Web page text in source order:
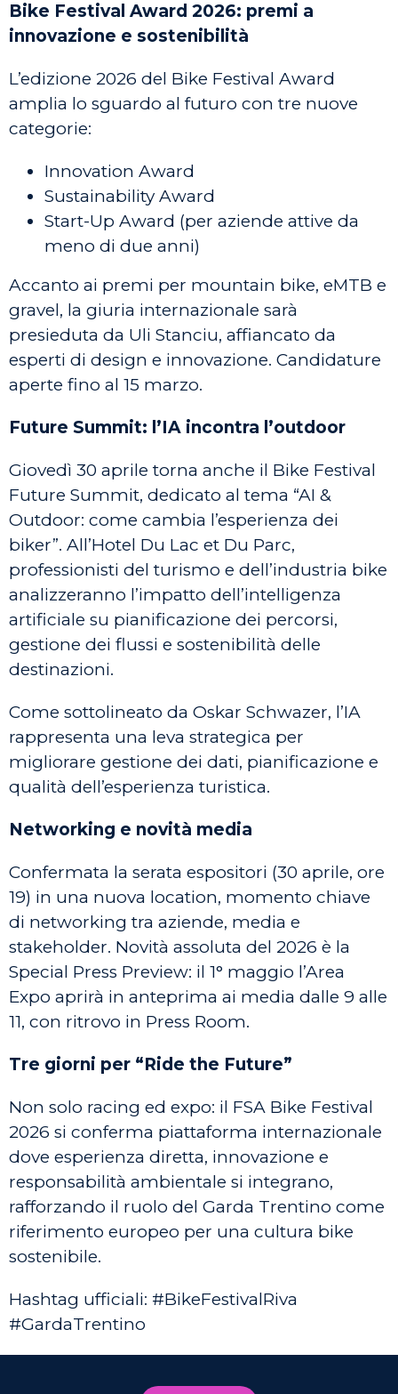
Bike Festival Award 2026: premi a
innovazione e sostenibilità
L’edizione 2026 del Bike Festival Award
amplia lo sguardo al futuro con tre nuove
categorie:
Innovation Award
Sustainability Award
Start-Up Award (per aziende attive da
meno di due anni)
Accanto ai premi per mountain bike, eMTB e
gravel, la giuria internazionale sarà
presieduta da Uli Stanciu, affiancato da
esperti di design e innovazione. Candidature
aperte fino al 15 marzo.
Future Summit: l’IA incontra l’outdoor
Giovedì 30 aprile torna anche il Bike Festival
Future Summit, dedicato al tema “AI &
Outdoor: come cambia l’esperienza dei
biker”. All’Hotel Du Lac et Du Parc,
professionisti del turismo e dell’industria bike
analizzeranno l’impatto dell’intelligenza
artificiale su pianificazione dei percorsi,
gestione dei flussi e sostenibilità delle
destinazioni.
Come sottolineato da Oskar Schwazer, l’IA
rappresenta una leva strategica per
migliorare gestione dei dati, pianificazione e
qualità dell’esperienza turistica.
Networking e novità media
Confermata la serata espositori (30 aprile, ore
19) in una nuova location, momento chiave
di networking tra aziende, media e
stakeholder. Novità assoluta del 2026 è la
Special Press Preview: il 1° maggio l’Area
Expo aprirà in anteprima ai media dalle 9 alle
11, con ritrovo in Press Room.
Tre giorni per “Ride the Future”
Non solo racing ed expo: il FSA Bike Festival
2026 si conferma piattaforma internazionale
dove esperienza diretta, innovazione e
responsabilità ambientale si integrano,
rafforzando il ruolo del Garda Trentino come
riferimento europeo per una cultura bike
sostenibile.
Hashtag ufficiali: #BikeFestivalRiva
#GardaTrentino